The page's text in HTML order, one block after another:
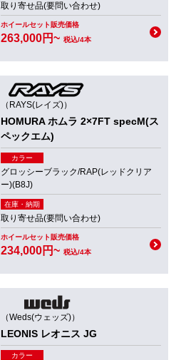
取り寄せ品(要問い合わせ)
ホイールセット販売価格
263,000円~ 税込/4本
（RAYS(レイズ)）
HOMURA ホムラ 2×7FT specM(ス
ペックエム)
カラー
グロッシーブラック/RAP(レッドクリア
ー)(B8J)
在庫・納期
取り寄せ品(要問い合わせ)
ホイールセット販売価格
234,000円~ 税込/4本
（Weds(ウェッズ)）
LEONIS レオニス JG
カラー